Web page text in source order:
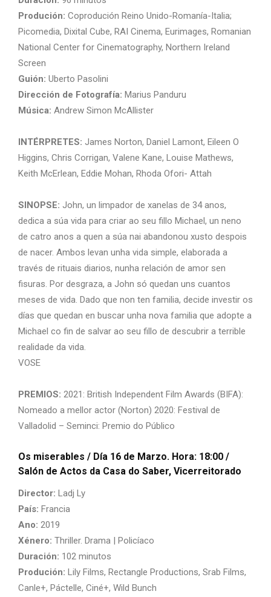
Produción: Coprodución Reino Unido-Romanía-Italia;
Picomedia, Dixital Cube, RAI Cinema, Eurimages, Romanian
National Center for Cinematography, Northern Ireland
Screen
Guión: Uberto Pasolini
Dirección de Fotografía: Marius Panduru
Música: Andrew Simon McAllister
INTÉRPRETES: James Norton, Daniel Lamont, Eileen O
Higgins, Chris Corrigan, Valene Kane, Louise Mathews,
Keith McErlean, Eddie Mohan, Rhoda Ofori- Attah
SINOPSE: John, un limpador de xanelas de 34 anos,
dedica a súa vida para criar ao seu fillo Michael, un neno
de catro anos a quen a súa nai abandonou xusto despois
de nacer. Ambos levan unha vida simple, elaborada a
través de rituais diarios, nunha relación de amor sen
fisuras. Por desgraza, a John só quedan uns cuantos
meses de vida. Dado que non ten familia, decide investir os
días que quedan en buscar unha nova familia que adopte a
Michael co fin de salvar ao seu fillo de descubrir a terrible
realidade da vida.
VOSE
PREMIOS: 2021: British Independent Film Awards (BIFA):
Nomeado a mellor actor (Norton) 2020: Festival de
Valladolid – Seminci: Premio do Público
Os miserables / Día 16 de Marzo. Hora: 18:00 /
Salón de Actos da Casa do Saber, Vicerreitorado
Director: Ladj Ly
País: Francia
Ano: 2019
Xénero: Thriller. Drama | Policíaco
Duración: 102 minutos
Produción: Lily Films, Rectangle Productions, Srab Films,
Canle+, Páctelle, Ciné+, Wild Bunch